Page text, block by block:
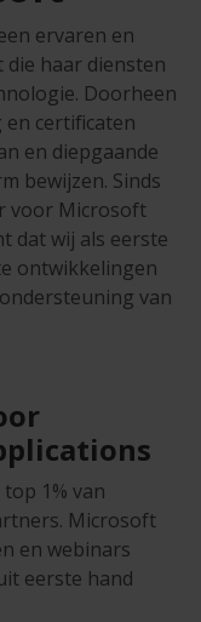
ervaren en
haar diensten
Doorheen
certificaten
en diepgaande
bewijzen. Sinds
voor Microsoft
dat wij als eerste
ontwikkelingen
van
1% van
Microsoft
en webinars
eerste hand